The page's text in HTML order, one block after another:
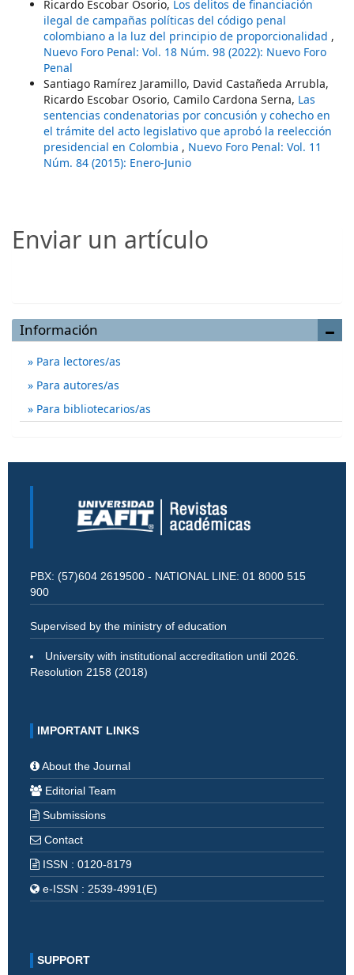
Ricardo Escobar Osorio, Los delitos de financiación
ilegal de campañas políticas del código penal
colombiano a la luz del principio de proporcionalidad ,
Nuevo Foro Penal: Vol. 18 Núm. 98 (2022): Nuevo Foro
Penal
Santiago Ramírez Jaramillo, David Castañeda Arrubla,
Ricardo Escobar Osorio, Camilo Cardona Serna, Las
sentencias condenatorias por concusión y cohecho en
el trámite del acto legislativo que aprobó la reelección
presidencial en Colombia , Nuevo Foro Penal: Vol. 11
Núm. 84 (2015): Enero-Junio
Enviar un artículo
Información
Para lectores/as
Para autores/as
Para bibliotecarios/as
PBX: (57)604 2619500 - NATIONAL LINE: 01 8000 515
900
Supervised by the ministry of education
University with institutional accreditation until 2026.
Resolution 2158 (2018)
IMPORTANT LINKS
About the Journal
Editorial Team
Submissions
Contact
ISSN : 0120-8179
e-ISSN : 2539-4991(E)
SUPPORT